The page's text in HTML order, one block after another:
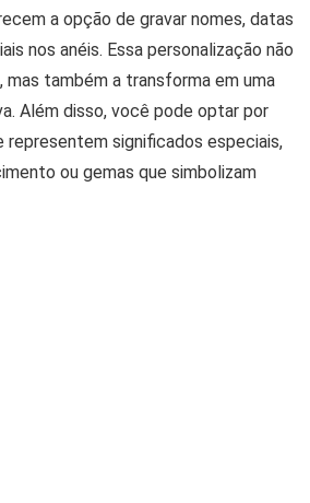
a opção de gravar nomes, datas
nos anéis. Essa personalização não
mas também a transforma em uma
Além disso, você pode optar por
representem significados especiais,
ou gemas que simbolizam